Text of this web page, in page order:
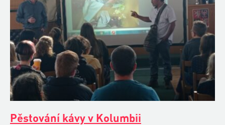
Pěstování kávy v Kolumbii